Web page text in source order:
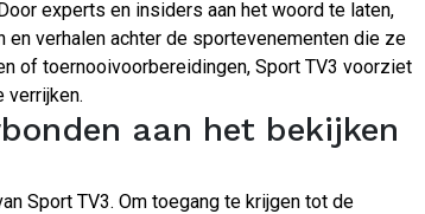
experts en insiders aan het woord te laten,
verhalen achter de sportevenementen die ze
of toernooivoorbereidingen, Sport TV3 voorziet
verrijken.
aan het bekijken
Sport TV3. Om toegang te krijgen tot de